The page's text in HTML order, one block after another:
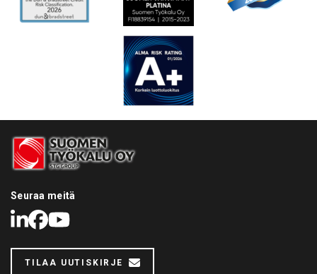
Seuraa meitä
LinkedIn
Facebook
Youtube
TILAA UUTISKIRJE